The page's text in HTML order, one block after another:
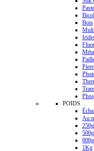
Bois
POIDS
Au
250g
500g
800g
1Kg